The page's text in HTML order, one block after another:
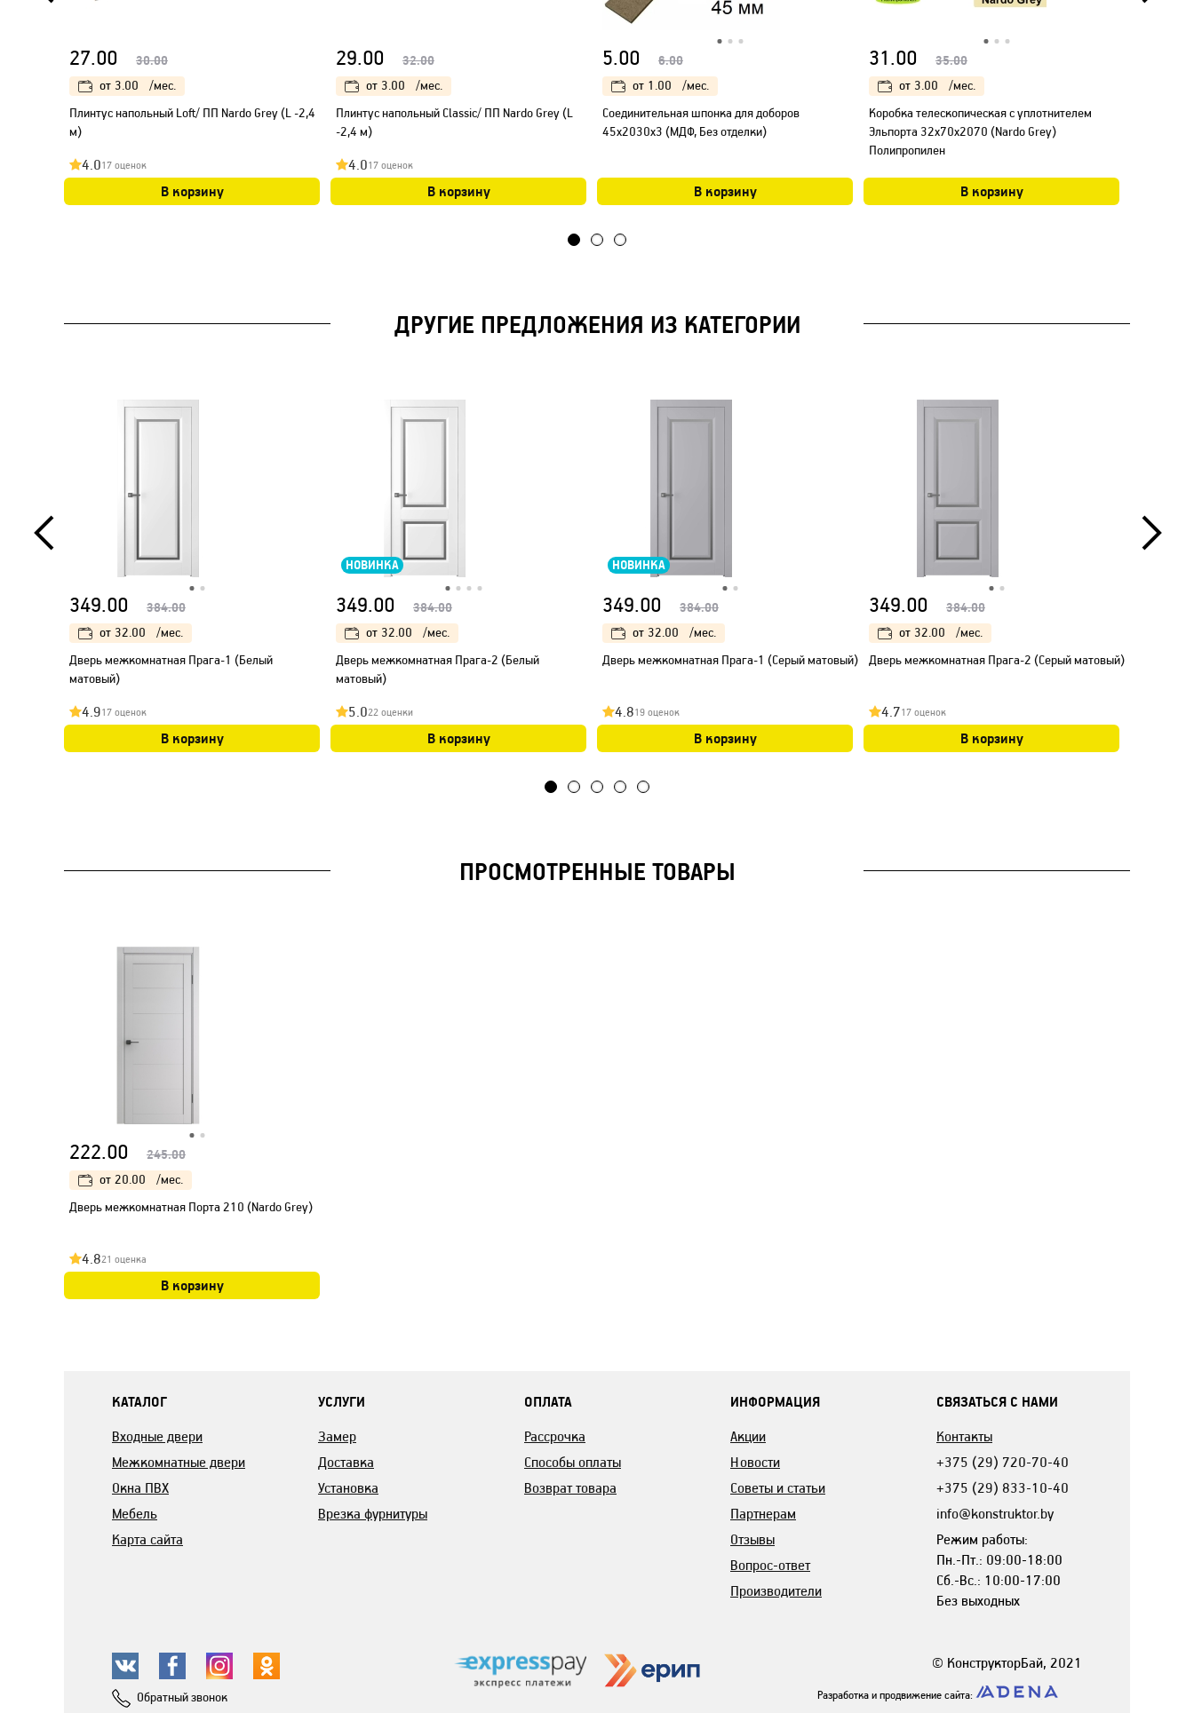
27.00 30.00
от 3.00
/мес.
Плинтус напольный Loft/ ПП Nardo Grey (L -2,4
м)
4.017 оценок
В корзину
29.00 32.00
от 3.00
/мес.
Плинтус напольный Classic/ ПП Nardo Grey (L
-2,4 м)
4.017 оценок
В корзину
5.00 6.00
от 1.00
/мес.
Соединительная шпонка для доборов
45х2030х3 (МДФ, Без отделки)
В корзину
31.00 35.00
от 3.00
/мес.
Коробка телескопическая с уплотнителем
Эльпорта 32х70х2070 (Nardo Grey)
Полипропилен
В корзину
ДРУГИЕ ПРЕДЛОЖЕНИЯ ИЗ КАТЕГОРИИ
349.00 384.00
от 32.00
/мес.
Дверь межкомнатная Прага-1 (Белый
матовый)
4.917 оценок
В корзину
НОВИНКА
349.00 384.00
от 32.00
/мес.
Дверь межкомнатная Прага-2 (Белый
матовый)
5.022 оценки
В корзину
НОВИНКА
349.00 384.00
от 32.00
/мес.
Дверь межкомнатная Прага-1 (Серый матовый)
4.819 оценок
В корзину
349.00 384.00
от 32.00
/мес.
Дверь межкомнатная Прага-2 (Серый матовый)
4.717 оценок
В корзину
ПРОСМОТРЕННЫЕ ТОВАРЫ
222.00 245.00
от 20.00
/мес.
Дверь межкомнатная Порта 210 (Nardo Grey)
4.821 оценка
В корзину
КАТАЛОГ
Входные двери
Межкомнатные двери
Окна ПВХ
Мебель
Карта сайта
УСЛУГИ
Замер
Доставка
Установка
Врезка фурнитуры
ОПЛАТА
Рассрочка
Способы оплаты
Возврат товара
ИНФОРМАЦИЯ
Акции
Новости
Советы и статьи
Партнерам
Отзывы
Вопрос-ответ
Производители
СВЯЗАТЬСЯ С НАМИ
Контакты
+375 (29) 720-70-40
+375 (29) 833-10-40
info@konstruktor.by
Режим работы:
Пн.-Пт.: 09:00-18:00
Сб.-Вс.: 10:00-17:00
Без выходных
Обратный звонок
© КонструкторБай, 2021
Разработка и продвижение сайта: